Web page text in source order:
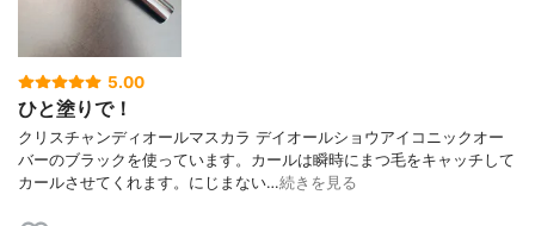
5.00
ひと塗りで！
クリスチャンディオールマスカラ デイオールショウアイコニックオー
バーのブラックを使っています。カールは瞬時にまつ毛をキャッチして
カールさせてくれます。にじまない…続きを見る